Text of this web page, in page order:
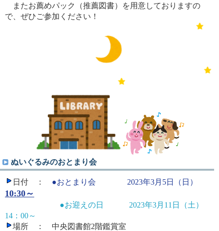
またお薦めパック（推薦図書）を用意しておりますの
で、ぜひご参加ください！
ぬいぐるみのおとまり会
日付 ： ●おとまり会 2023年3月5日（日）
10:30～
●お迎えの日
2023年3月11日（土）
14：00～
場所 ： 中央図書館2階鑑賞室